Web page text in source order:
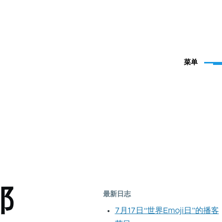
菜单
最新日志
7月17日“世界Emoji日”的播客